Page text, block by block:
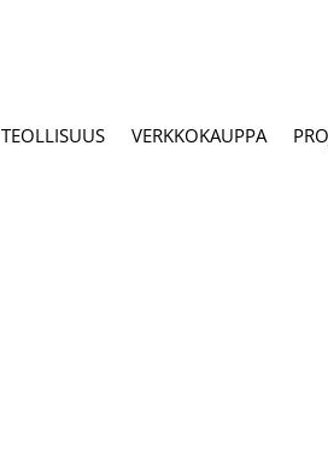
TEOLLISUUS VERKKOKAUPPA